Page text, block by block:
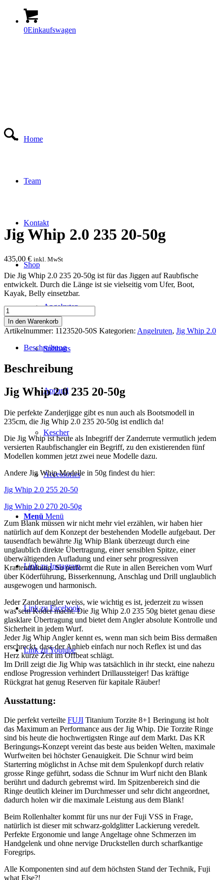
0Einkaufswagen
Home
Team
Kontakt
Shop
Angelruten
Softbaits
Apparel
Kescher
Accessories
Menü Menü
Link zu Instagram
Link zu Facebook
Link zu Youtube
Jig Whip 2.0 235 20-50g
435,00 € inkl. MwSt
Die Jig Whip 2.0 235 20-50g ist für das Jiggen auf Raubfische
entwickelt. Durch die Länge ist sie vielseitig vom Ufer, Boot,
Kayak, Belly einsetzbar.
Jig
Whip
2.0
235
Menge
In den Warenkorb
Artikelnummer: 1123520-50S Kategorien: Angelruten, Jig Whip 2.0
Beschreibung
Beschreibung
Jig Whip 2.0 235 20-50g
Die perfekte Zanderjigge gibt es nun auch als Bootsmodell in
235cm, die Jig Whip 2.0 235 20-50g ist endlich da!
Die Jig Whip ist heute als Inbegriff der Zanderrute vermutlich jedem
versierten Raubfischangler ein Begriff, zu den existierenden fünf
Modellen kommen jetzt zwei neue Modelle dazu.
Andere Jig Whip Modelle in 50g findest du hier:
Jig Whip 2.0 255 20-50
Jig Whip 2.0 270 20-50g
Zum Blank müssen wir nicht mehr viel erzählen, wir haben hier
natürlich auf dem Konzept der bestehenden Modelle aufgebaut. Der
tausendfach bewährte Jig Whip Blank überzeugt durch eine
unglaublich direkte Übertragung, einer sensiblen Spitze, einer
überwältigenden Aufladung und einer sehr progressiven
Kraftentfaltung. So performt die Rute in allen Bereichen vom Wurf
über Köderführung, Bisserkennung, Anschlag und Drill unglaublich
ausgewogen und harmonisch.
Jeder Zanderangler weiss, wie wichtig es ist, jederzeit zu wissen
was sein Köder macht. Die Jig Whip 2.0 235 50g bietet genau diese
glasklare Übertragung und bietet dem Angler absolute Kontrolle und
Sicherheit in jedem Wurf.
Jeder Jig Whip Angler kennt es, wenn man sich beim Biss dermaßen
erschreckt, dass der Anhieb einfach nur noch Reflex ist und das
Herz kurze Zeit im Offbeat schlägt.
Im Drill zeigt die Jig Whip was tatsächlich in ihr steckt, eine nahezu
endlose Progression verhindert Drillaussteiger! Das kräftige
Rückgrat hat genug Reserven für kapitale Räuber!
Ausstattung:
Die perfekt verteilte FUJI Titanium Torzite 8+1 Beringung ist holt
das Maximum an Performance aus der Jig Whip. Die Torzite Ringe
sind bis heute die hochwertigsten Ringe auf dem Markt. Das KR
Beringungs-Konzept vereint das beste aus beiden Welten, maximale
Wurfweiten bei höchster Genauigkeit. Die Schnur wird beim
Starterring möglichst in Achse mit dem Spulenkopf durch relativ
grosse Ringe geführt, sodass die Schnur im Wurf nicht den Blank
berührt und dadurch gebremst wird. Im Spitzenbereich sind die
Ringe deutlich kleiner im Durchmesser und sehr dicht angeordnet,
dadurch holen wir die maximale Leistung aus dem Blank!
Beim Rollenhalter kommt für uns nur der Fuji VSS in Frage,
natürlich ist dieser mit schwarz-goldglitter Lackierung veredelt.
Perfekte Ergonomie und lange Angeltage ohne Schmerzen im
Handgelenk und ohne nervige Druckstellen durch scharfkantige
Foregrips.
Alle Komponenten sind auf dem höchsten Stand der Technik, Fuji
what Else?!